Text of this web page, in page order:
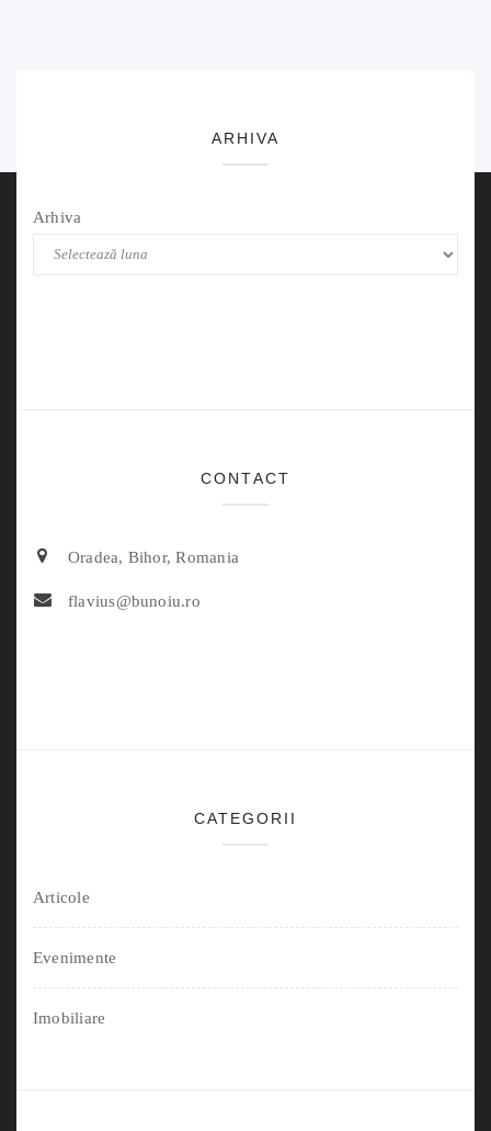
ARHIVA
Arhiva
CONTACT
Oradea, Bihor, Romania
flavius@bunoiu.ro
CATEGORII
Articole
Evenimente
Imobiliare